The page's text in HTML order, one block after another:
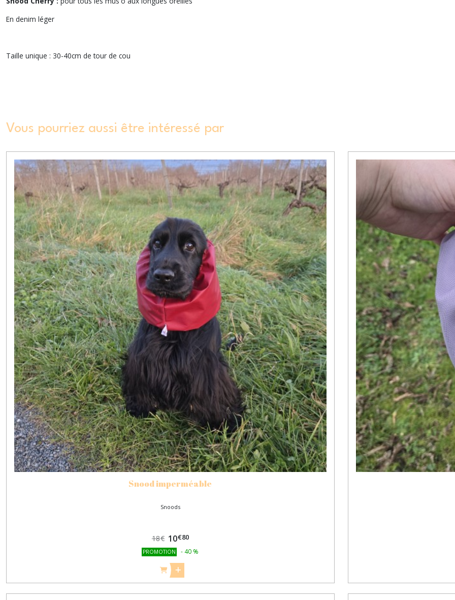
En denim léger
Taille unique : 30-40cm de tour de cou
Vous pourriez aussi être intéressé par
Snood imperméable
Snoods
18€ 10€80
PROMOTION - 40 %